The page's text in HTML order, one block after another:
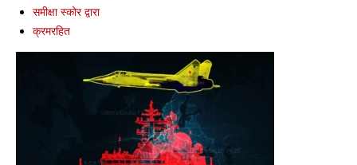
समीक्षा स्कोर द्वारा
क्रमरहित